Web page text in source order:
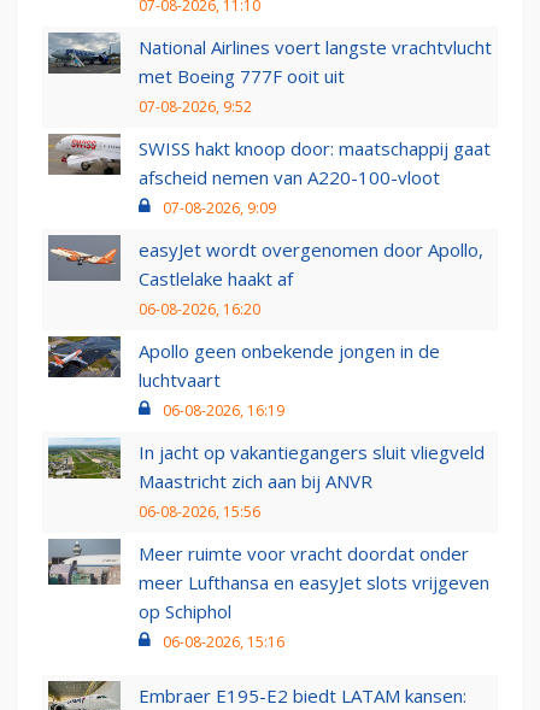
07-08-2026, 11:10
National Airlines voert langste vrachtvlucht
met Boeing 777F ooit uit
07-08-2026, 9:52
SWISS hakt knoop door: maatschappij gaat
afscheid nemen van A220-100-vloot
07-08-2026, 9:09
easyJet wordt overgenomen door Apollo,
Castlelake haakt af
06-08-2026, 16:20
Apollo geen onbekende jongen in de
luchtvaart
06-08-2026, 16:19
In jacht op vakantiegangers sluit vliegveld
Maastricht zich aan bij ANVR
06-08-2026, 15:56
Meer ruimte voor vracht doordat onder
meer Lufthansa en easyJet slots vrijgeven
op Schiphol
06-08-2026, 15:16
Embraer E195-E2 biedt LATAM kansen: